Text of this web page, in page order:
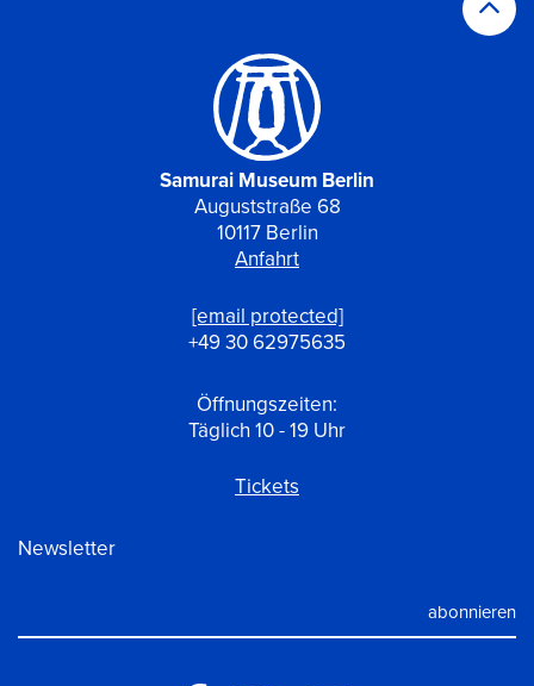
Samurai Museum Berlin
Auguststraße 68
10117 Berlin
Anfahrt
[email protected]
+49 30 62975635
Öffnungszeiten:
Täglich 10 - 19 Uhr
Tickets
Newsletter